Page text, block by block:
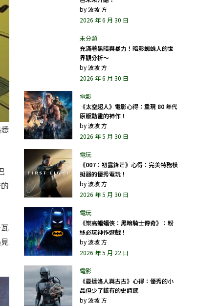
by波坡 方
2026 年 6 月 30 日
充滿著黑暗與暴力！暗影蜘蛛人的世
界觀分析～
by波坡 方
2026 年 6 月 30 日
《太空超人》電影心得：重現 80 年代
原版動畫的神作！
by波坡 方
2026 年 5 月 30 日
《007：初露鋒芒》心得：完美特務模
擬器的優秀電玩！
by波坡 方
2026 年 5 月 30 日
《樂高蝙蝠俠：黑暗騎士傳奇》：粉
絲必玩神作遊戲！
by波坡 方
2026 年 5 月 22 日
《曼達洛人與古古》心得：優秀的小
品但少了該有的史詩感
by波坡 方